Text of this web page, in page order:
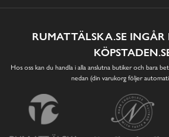
RUMATTÄLSKA.SE INGÅR
Hos oss kan du handla i alla anslutna butiker och bara
nedan (din varukorg följer